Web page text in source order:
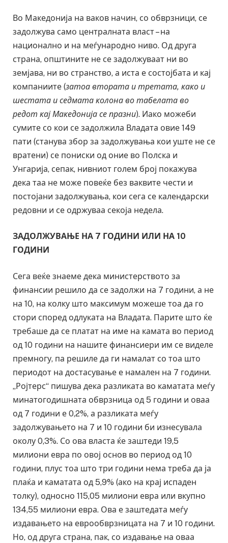
Во Македонија на ваков начин, со обврзници, се
задолжува само централната власт – на
национално и на меѓународно ниво. Од друга
страна, општините не се задолжуваат ни во
земјава, ни во странство, а иста е состојбата и кај
компаниите (затоа втората и третата, како и
шестата и седмата колона во табелата во
редот кај Македонија се празни). Иако можеби
сумите со кои се задолжила Владата овие 149
пати (станува збор за задолжувања кои уште не се
вратени) се пониски од оние во Полска и
Унгарија, сепак, нивниот голем број покажува
дека таа не може повеќе без ваквите чести и
постојани задолжувања, кои сега се календарски
редовни и се одржуваа секоја недела.
ЗАДОЛЖУВАЊЕ НА 7 ГОДИНИ ИЛИ НА 10
ГОДИНИ
Сега веќе знаеме дека министерството за
финансии решило да се задолжи на 7 години, а не
на 10, на колку што максимум можеше тоа да го
стори според одлуката на Владата. Парите што ќе
требаше да се платат на име на камата во период
од 10 години на нашите финансиери им се виделе
премногу, па решиле да ги намалат со тоа што
периодот на достасување е намален на 7 години.
„Ројтерс“ пишува дека разликата во каматата меѓу
минатогодишната обврзница од 5 години и оваа
од 7 години е 0,2%, а разликата меѓу
задолжувањето на 7 и 10 години би изнесувала
околу 0,3%. Со ова власта ќе заштеди 19,5
милиони евра по овој основ во период од 10
години, плус тоа што три години нема треба да ја
плаќа и каматата од 5,9% (ако на крај испаден
толку), односно 115,05 милиони евра или вкупно
134,55 милиони евра. Ова е заштедата меѓу
издавањето на еврообврзницата на 7 и 10 години.
Но, од друга страна, пак, со издавање на оваа